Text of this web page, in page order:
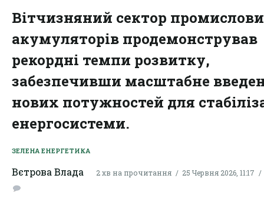
Вітчизняний сектор
акумуляторів продемонстрував
рекордні темпи розвитку,
забезпечивши масштабне
нових потужностей для
енергосистеми.
ЗЕЛЕНА ЕНЕРГЕТИКА
Вєтрова Влада 2 хв на прочитання 25 Червня 2026, 11:17